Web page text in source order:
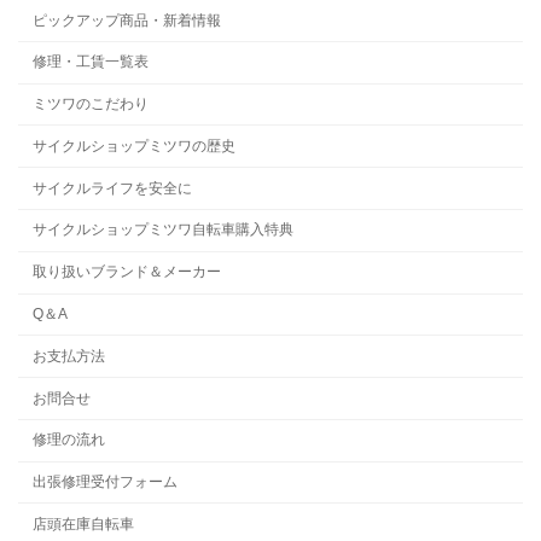
ピックアップ商品・新着情報
修理・工賃一覧表
ミツワのこだわり
サイクルショップミツワの歴史
サイクルライフを安全に
サイクルショップミツワ自転車購入特典
取り扱いブランド＆メーカー
Q＆A
お支払方法
お問合せ
修理の流れ
出張修理受付フォーム
店頭在庫自転車